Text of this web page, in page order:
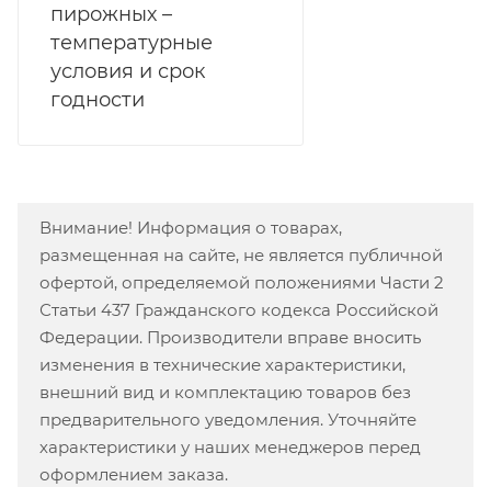
пирожных –
температурные
условия и срок
годности
Внимание! Информация о товарах,
размещенная на сайте, не является публичной
офертой, определяемой положениями Части 2
Статьи 437 Гражданского кодекса Российской
Федерации. Производители вправе вносить
изменения в технические характеристики,
внешний вид и комплектацию товаров без
предварительного уведомления. Уточняйте
характеристики у наших менеджеров перед
оформлением заказа.